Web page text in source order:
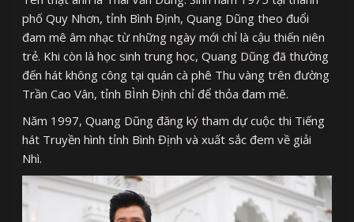
phố Quy Nhơn, tỉnh Bình Định, Quang Dũng theo đuổi
đam mê âm nhạc từ những ngày mới chỉ là cậu thiến niên
trẻ. Khi còn là học sinh trung học, Quang Dũng đã thường
đến hát không công tại quán cà phê Thu vàng trên đường
Trần Cao Vân, tỉnh BÌnh Định chỉ để thỏa đam mê.
Năm 1997, Quang Dũng đăng ký tham dự cuộc thi Tiếng
hát Truyền hình tỉnh Bình Định và xuất sắc đem về giải
Nhì.